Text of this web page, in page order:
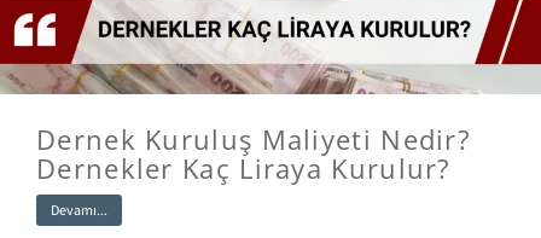
Dernek Kuruluş Maliyeti Nedir?
Dernekler Kaç Liraya Kurulur?
Devamı...